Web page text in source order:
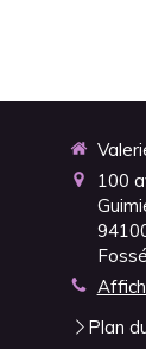
100
Plan